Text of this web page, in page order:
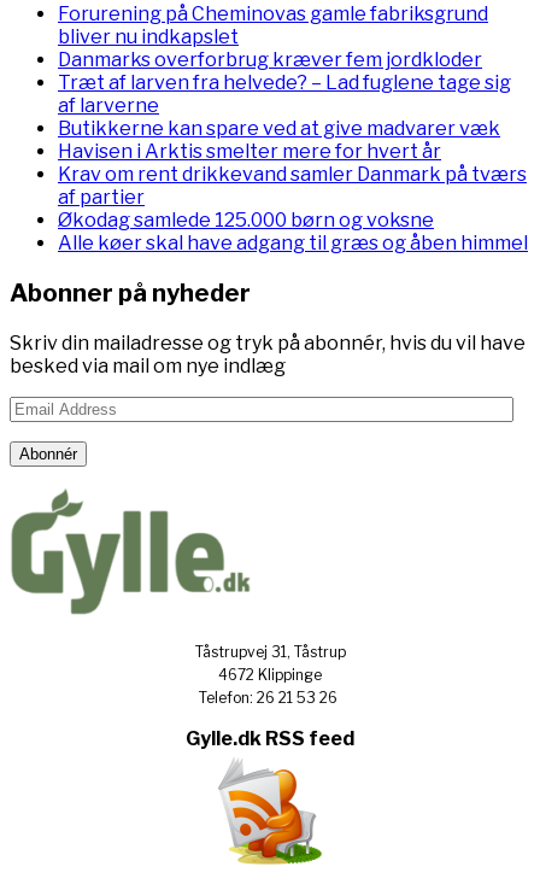
Forurening på Cheminovas gamle fabriksgrund
bliver nu indkapslet
Danmarks overforbrug kræver fem jordkloder
Træt af larven fra helvede? – Lad fuglene tage sig
af larverne
Butikkerne kan spare ved at give madvarer væk
Havisen i Arktis smelter mere for hvert år
Krav om rent drikkevand samler Danmark på tværs
af partier
Økodag samlede 125.000 børn og voksne
Alle køer skal have adgang til græs og åben himmel
Abonner på nyheder
Skriv din mailadresse og tryk på abonnér, hvis du vil have
besked via mail om nye indlæg
Email
Address
Abonnér
Tåstrupvej 31, Tåstrup
4672 Klippinge
Telefon: 26 21 53 26
Gylle.dk RSS feed